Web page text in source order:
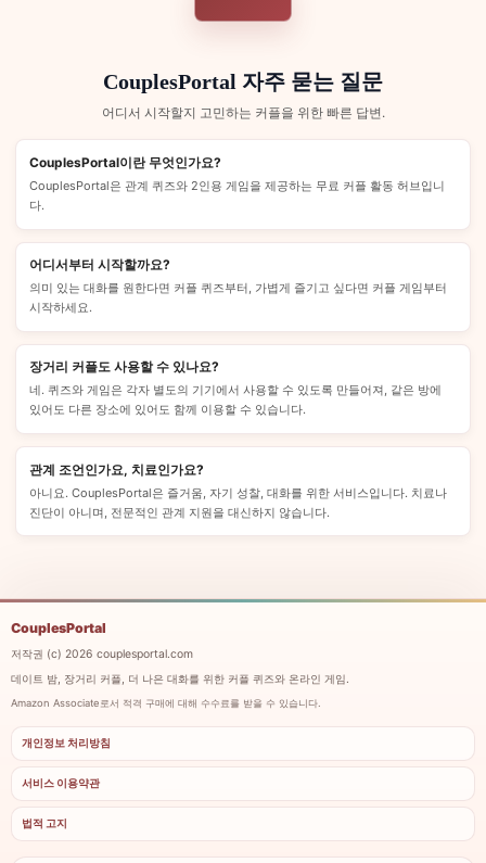
CouplesPortal 자주 묻는 질문
어디서 시작할지 고민하는 커플을 위한 빠른 답변.
CouplesPortal이란 무엇인가요?
CouplesPortal은 관계 퀴즈와 2인용 게임을 제공하는 무료 커플 활동 허브입니
다.
어디서부터 시작할까요?
의미 있는 대화를 원한다면 커플 퀴즈부터, 가볍게 즐기고 싶다면 커플 게임부터
시작하세요.
장거리 커플도 사용할 수 있나요?
네. 퀴즈와 게임은 각자 별도의 기기에서 사용할 수 있도록 만들어져, 같은 방에
있어도 다른 장소에 있어도 함께 이용할 수 있습니다.
관계 조언인가요, 치료인가요?
아니요. CouplesPortal은 즐거움, 자기 성찰, 대화를 위한 서비스입니다. 치료나
진단이 아니며, 전문적인 관계 지원을 대신하지 않습니다.
CouplesPortal
저작권 (c) 2026 couplesportal.com
데이트 밤, 장거리 커플, 더 나은 대화를 위한 커플 퀴즈와 온라인 게임.
Amazon Associate로서 적격 구매에 대해 수수료를 받을 수 있습니다.
개인정보 처리방침
서비스 이용약관
법적 고지